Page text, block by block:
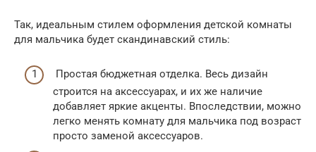
Так, идеальным стилем оформления детской комнаты
для мальчика будет скандинавский стиль:
Простая бюджетная отделка. Весь дизайн
строится на аксессуарах, и их же наличие
добавляет яркие акценты. Впоследствии, можно
легко менять комнату для мальчика под возраст
просто заменой аксессуаров.